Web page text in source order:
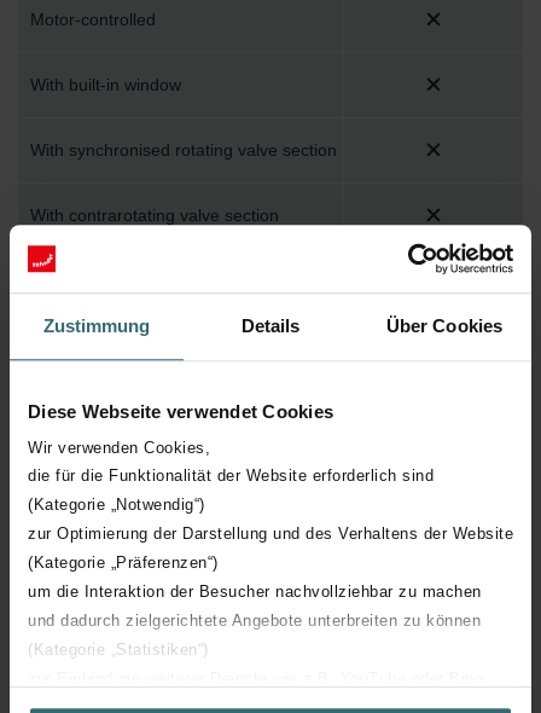
Zustimmung Details Über Cookies
Diese Webseite verwendet Cookies
Wir verwenden Cookies,
die für die Funktionalität der Website erforderlich sind
(Kategorie „Notwendig“)
zur Optimierung der Darstellung und des Verhaltens der Website
(Kategorie „Präferenzen“)
um die Interaktion der Besucher nachvollziehbar zu machen
und dadurch zielgerichtete Angebote unterbreiten zu können
(Kategorie „Statistiken“)
(Kategorie „Marketing“)
Motor-controlled
With built-in window
With synchronised rotating valve section
With contrarotating valve section
With pressure relief blow-out valve
RAL-number 8011
With bird wire